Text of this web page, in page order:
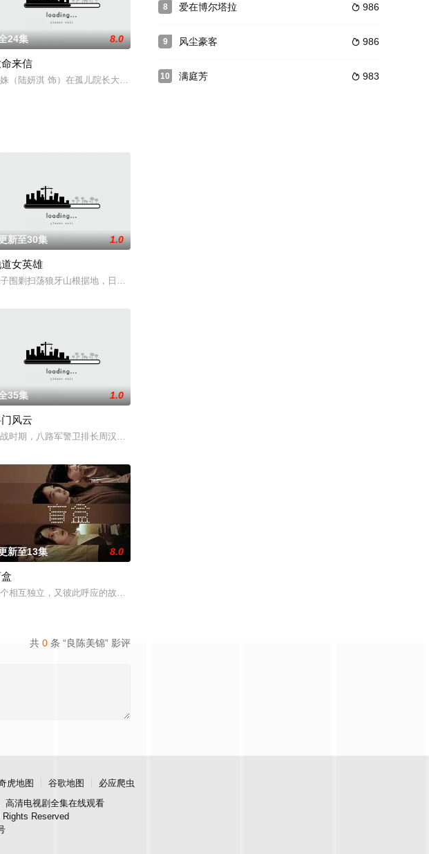
开爷爷和自身
，五对命定之人的红线断裂。她下凡修复姻缘，却
24集 8.0
来信
（陆妍淇 饰）在孤儿院长大，疼爱有加的亲妹妹顾如月（王星辰 饰）却为了被富太太
蒙羞，张謇虽
意合作项目中面对专业挑战与境外竞争，通过创新
新至30集 1.0
女英雄
围剿扫荡狼牙山根据地，日军大队长野田天一、中队长三木武夫等带兵参加围剿。冀中军
喜欢你，哲学
与吴老狗（曾舜晞 饰）强强联手，携手霍仙姑（
35集 1.0
风云
时期，八路军警卫排长周汉娃和侦察排长魏油娃一起护送英雄团团长去结婚，回部队的时
入翰林院的奇
《吾凰在上》。现代少女奚圆（姜贞羽 饰）因意
新至13集 8.0
相互独立，又彼此呼应的故事——用一场精心策划的“夏令营”完成复仇的受害者；临终
共 0 条 “良陈美锦” 影评
8  986
爱在博尔塔拉
9  986
风尘豪客
10  983
满庭芳
虎地图 谷歌地图
必应爬虫
高清电视剧全集在线观看
Reserved